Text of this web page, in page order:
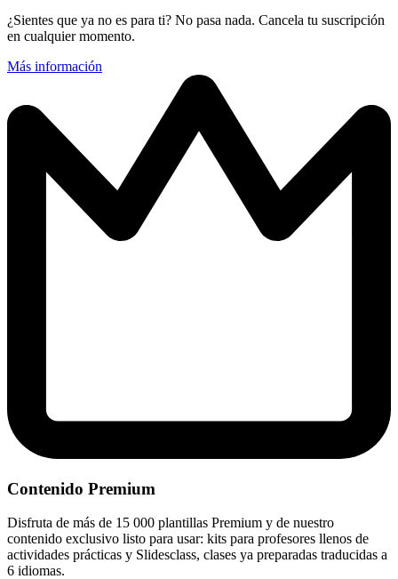
¿Sientes que ya no es para ti? No pasa nada. Cancela tu suscripción
en cualquier momento.
Más información
Contenido Premium
Disfruta de más de 15 000 plantillas Premium y de nuestro
contenido exclusivo listo para usar: kits para profesores llenos de
actividades prácticas y Slidesclass, clases ya preparadas traducidas a
6 idiomas.